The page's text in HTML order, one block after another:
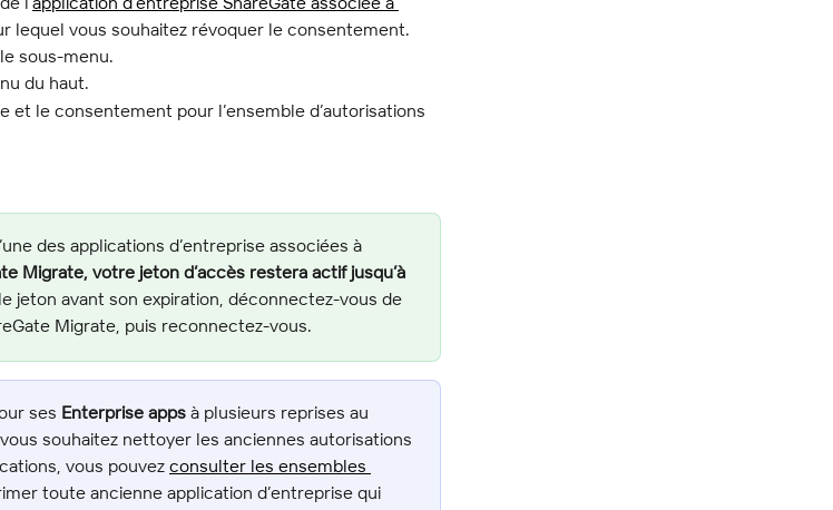
lequel vous souhaitez révoquer le consentement.
sous-menu.
du haut.
et le consentement pour l’ensemble d’autorisations
des applications d’entreprise associées à
Migrate, votre jeton d’accès restera actif jusqu’à
jeton avant son expiration, déconnectez-vous de
Migrate, puis reconnectez-vous.
ses Enterprise apps à plusieurs reprises au
souhaitez nettoyer les anciennes autorisations
vous pouvez consulter les ensembles
toute ancienne application d’entreprise qui